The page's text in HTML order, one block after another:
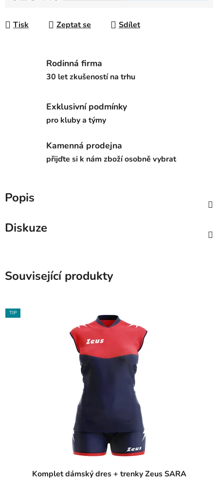
Tisk Zeptat se Sdílet
Rodinná firma
30 let zkušeností na trhu
Exklusivní podmínky
pro kluby a týmy
Kamenná prodejna
přijďte si k nám zboží osobně vybrat
Popis
Diskuze
Související produkty
TIP
Komplet dámský dres + trenky Zeus SARA